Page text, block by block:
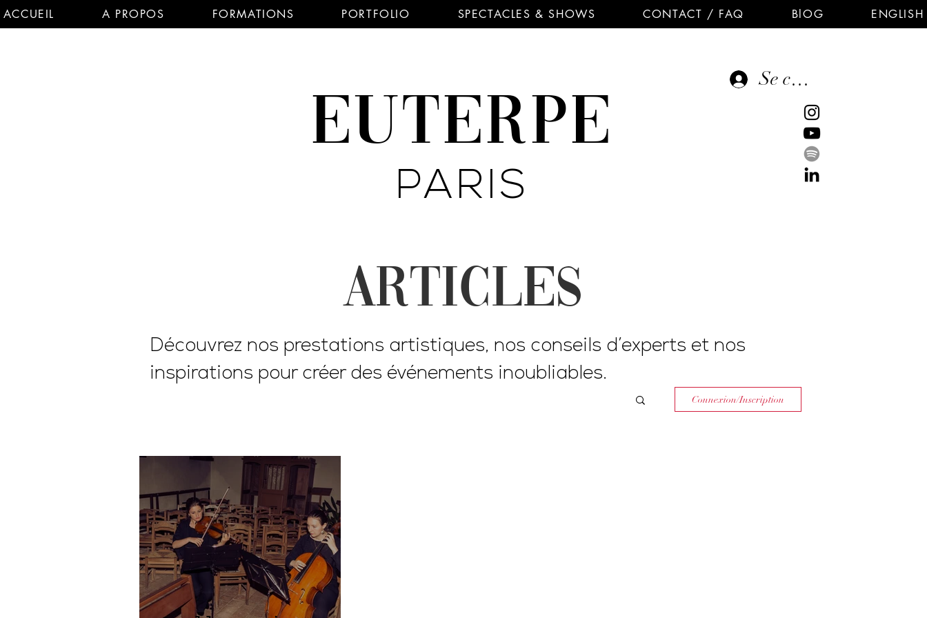
ACCUEIL A PROPOS FORMATIONS PORTFOLIO SPECTACLES & SHOWS CONTACT / FAQ BlOG ENGLISH
EUTERPE
Se connecter
PARIS
ARTICLES
Connexion/Inscription
Découvrez nos prestations artistiques, nos conseils d’experts et nos
inspirations pour créer des événements inoubliables.